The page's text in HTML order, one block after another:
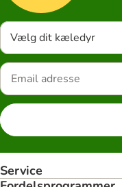
Vælg dit kæledyr
Service